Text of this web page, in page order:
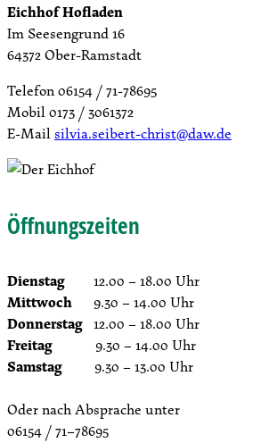
Eichhof Hofladen
Im Seesengrund 16
64372 Ober-Ramstadt
Telefon 06154 / 71-78695
Mobil 0173 / 3061372
E-Mailsilvia.seibert-christ@daw.de
Öffnungszeiten
Dienstag 12.00 – 18.00 Uhr
Mittwoch 9.30 – 14.00 Uhr
Donnerstag 12.00 – 18.00 Uhr
Freitag 9.30 – 14.00 Uhr
Samstag 9.30 – 13.00 Uhr
Oder nach Absprache unter
06154 / 71–78695